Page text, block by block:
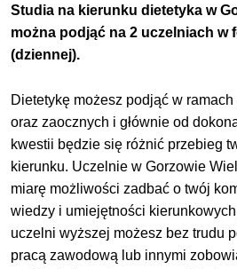
Studia na kierunku dietetyka w
można podjąć na 2 uczelniach w
(dziennej).
Dietetykę możesz podjąć w
oraz zaocznych i głównie od
kwestii będzie się różnić przebieg
kierunku. Uczelnie w Gorzowie
miarę możliwości zadbać o twój
wiedzy i umiejętności
uczelni wyższej możesz bez trudu
pracą zawodową lub innymi